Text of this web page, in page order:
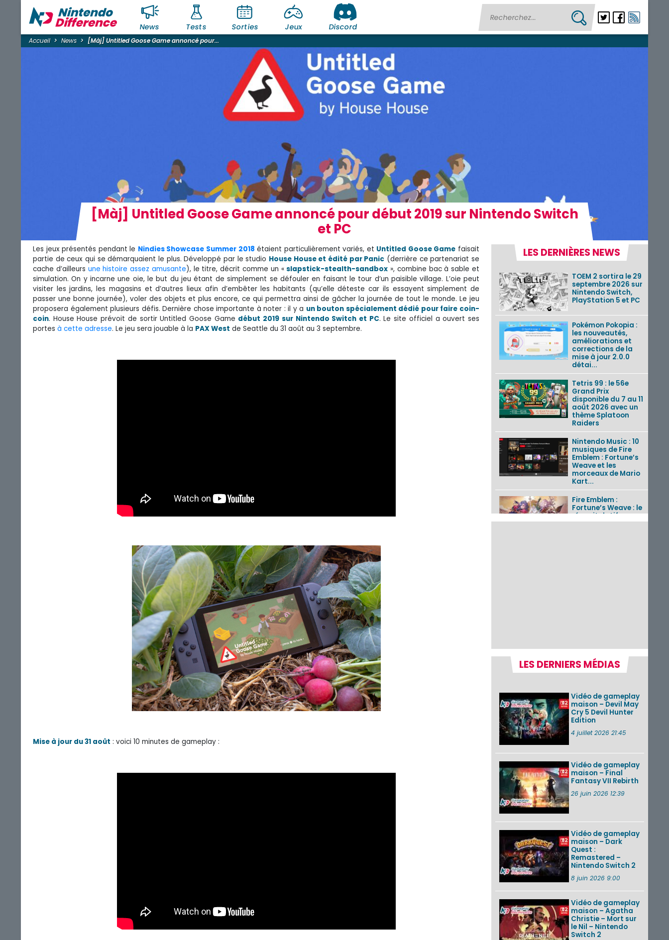
News Tests Sorties Jeux Discord
Accueil News [Màj] Untitled Goose Game annoncé pour...
[Màj] Untitled Goose Game annoncé pour début 2019 sur Nintendo Switch
et PC
Les jeux présentés pendant le Nindies Showcase Summer 2018 étaient particulièrement variés, et Untitled Goose Game faisait
partie de ceux qui se démarquaient le plus. Développé par le studio House House et édité par Panic (derrière ce partenariat se
cache d’ailleurs une histoire assez amusante), le titre, décrit comme un «slapstick-stealth-sandbox », combine bac à sable et
simulation. On y incarne une oie, le but du jeu étant de simplement se défouler en faisant le tour d’un paisible village. L’oie peut
visiter les jardins, les magasins et d’autres lieux afin d’embêter les habitants (qu’elle déteste car ils essayent simplement de
passer une bonne journée), voler des objets et plus encore, ce qui permettra ainsi de gâcher la journée de tout le monde. Le jeu
proposera également plusieurs défis. Dernière chose importante à noter : il y a un bouton spécialement dédié pour faire coin-
coin. House House prévoit de sortir Untitled Goose Game début 2019 sur Nintendo Switch et PC. Le site officiel a ouvert ses
portes à cette adresse. Le jeu sera jouable à la PAX West de Seattle du 31 août au 3 septembre.
Mise à jour du 31 août : voici 10 minutes de gameplay :
LES DERNIÈRES NEWS
TOEM 2 sortira le 29
septembre 2026 sur
Nintendo Switch,
PlayStation 5 et PC
Pokémon Pokopia :
les nouveautés,
améliorations et
corrections de la
mise à jour 2.0.0
détai...
Tetris 99 : le 56e
Grand Prix
disponible du 7 au 11
août 2026 avec un
thème Splatoon
Raiders
Nintendo Music : 10
musiques de Fire
Emblem : Fortune’s
Weave et les
morceaux de Mario
Kart...
Fire Emblem :
Fortune’s Weave : le
récapitulatif
complet du Direct,
Les sorties eShop de
la semaine 31 de
2026 (Xenoblade
Edit...
Une édition
physique japonaise
de Stray Children
sur Nintendo Switch
décembre ...
Nintendo Music :
des musiques de
cinq jeux Virtual Boy
et de nouveaux
VOIR PLUS DE NEWS
LES DERNIERS MÉDIAS
Vidéo de gameplay
maison – Devil May
Cry 5 Devil Hunter
Edition
4 juillet 2026 21:45
Vidéo de gameplay
maison – Final
Fantasy VII Rebirth
26 juin 2026 12:39
Vidéo de gameplay
maison – Dark
Quest :
Remastered –
Nintendo Switch 2
8 juin 2026 9:00
Vidéo de gameplay
maison – Agatha
Christie – Mort sur
le Nil – Nintendo
Switch 2